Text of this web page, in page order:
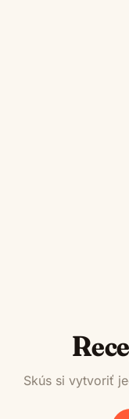
Skús si vytvoriť